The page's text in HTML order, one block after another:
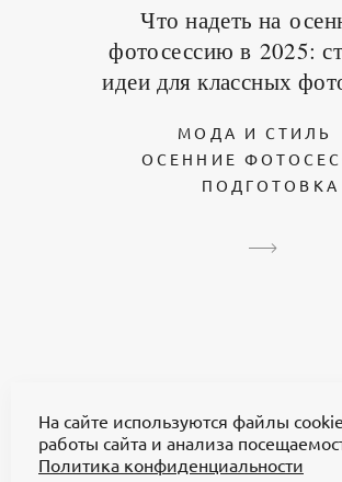
Что надеть на
фотосессию в 2025:
идеи для классных
МОДА И СТИЛЬ
ОСЕННИЕ
ПОДГОТОВКА
На сайте используются файлы
работы сайта и анализа
Политика конфиденциальности